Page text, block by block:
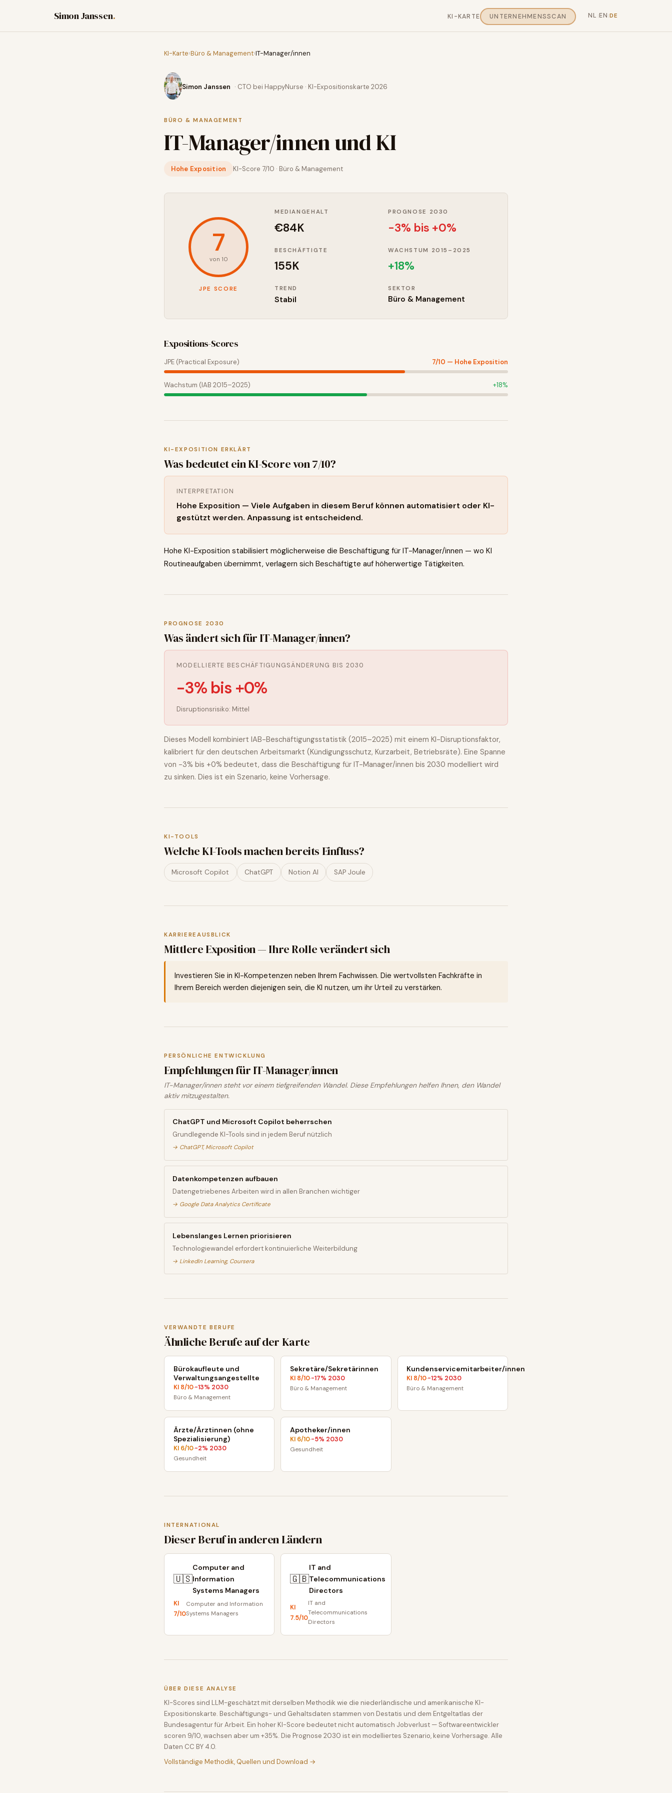
Simon Janssen. KI-KARTE UNTERNEHMENSSCAN NL |EN |DE
KI-Karte›Büro & Management›IT-Manager/innen
Simon Janssen · CTO bei HappyNurse · KI-Expositionskarte 2026
BÜRO & MANAGEMENT
IT-Manager/innenund KI
Hohe Exposition KI-Score 7/10 · Büro & Management
7
von 10
JPE SCORE
MEDIANGEHALT
€84K
PROGNOSE 2030
-3% bis +0%
BESCHÄFTIGTE
155K
WACHSTUM 2015–2025
+18%
TREND
Stabil
SEKTOR
Büro & Management
Expositions-Scores
JPE (Practical Exposure) 7/10 — Hohe Exposition
Wachstum (IAB 2015–2025) +18%
KI-EXPOSITION ERKLÄRT
Was bedeutet ein KI-Score von7/10?
INTERPRETATION
Hohe Exposition — Viele Aufgaben in diesem Beruf können automatisiert oder KI-
gestützt werden. Anpassung ist entscheidend.
Hohe KI-Exposition stabilisiert möglicherweise die Beschäftigung für IT-Manager/innen — wo KI
Routineaufgaben übernimmt, verlagern sich Beschäftigte auf höherwertige Tätigkeiten.
PROGNOSE 2030
Was ändert sich für IT-Manager/innen?
MODELLIERTE BESCHÄFTIGUNGSÄNDERUNG BIS 2030
-3% bis +0%
Disruptionsrisiko: Mittel
Dieses Modell kombiniert IAB-Beschäftigungsstatistik (2015–2025) mit einem KI-Disruptionsfaktor,
kalibriert für den deutschen Arbeitsmarkt (Kündigungsschutz, Kurzarbeit, Betriebsräte). Eine Spanne
von -3% bis +0% bedeutet, dass die Beschäftigung für IT-Manager/innen bis 2030 modelliert wird
zu sinken. Dies ist ein Szenario, keine Vorhersage.
KI-TOOLS
Welche KI-Tools machen bereits Einfluss?
Microsoft Copilot ChatGPT Notion AI SAP Joule
KARRIEREAUSBLICK
Mittlere Exposition — Ihre Rolle verändert sich
Investieren Sie in KI-Kompetenzen neben Ihrem Fachwissen. Die wertvollsten Fachkräfte in
Ihrem Bereich werden diejenigen sein, die KI nutzen, um ihr Urteil zu verstärken.
PERSÖNLICHE ENTWICKLUNG
Empfehlungen für IT-Manager/innen
IT-Manager/innen steht vor einem tiefgreifenden Wandel. Diese Empfehlungen helfen Ihnen, den Wandel
aktiv mitzugestalten.
ChatGPT und Microsoft Copilot beherrschen
Grundlegende KI-Tools sind in jedem Beruf nützlich
→ ChatGPT, Microsoft Copilot
Datenkompetenzen aufbauen
Datengetriebenes Arbeiten wird in allen Branchen wichtiger
→ Google Data Analytics Certificate
Lebenslanges Lernen priorisieren
Technologiewandel erfordert kontinuierliche Weiterbildung
→ LinkedIn Learning, Coursera
VERWANDTE BERUFE
Ähnliche Berufe auf der Karte
Bürokaufleute und
Verwaltungsangestellte
KI 8/10·-13% 2030
Büro & Management
Sekretäre/Sekretärinnen
KI 8/10·-17% 2030
Büro & Management
Kundenservicemitarbeiter/innen
KI 8/10·-12% 2030
Büro & Management
Ärzte/Ärztinnen (ohne
Spezialisierung)
KI 6/10·-2% 2030
Gesundheit
Apotheker/innen
KI 6/10·-5% 2030
Gesundheit
INTERNATIONAL
Dieser Beruf in anderen Ländern
🇺🇸
Computer and
Information
Systems Managers
KI
7/10
Computer and Information
Systems Managers
🇬🇧
IT and
Telecommunications
Directors
KI
7.5/10
IT and
Telecommunications
Directors
ÜBER DIESE ANALYSE
KI-Scores sind LLM-geschätzt mit derselben Methodik wie die niederländische und amerikanische KI-
Expositionskarte. Beschäftigungs- und Gehaltsdaten stammen von Destatis und dem Entgeltatlas der
Bundesagentur für Arbeit. Ein hoher KI-Score bedeutet nicht automatisch Jobverlust — Softwareentwickler
scoren 9/10, wachsen aber um +35%. Die Prognose 2030 ist ein modelliertes Szenario, keine Vorhersage. Alle
Daten CC BY 4.0.
Vollständige Methodik, Quellen und Download →